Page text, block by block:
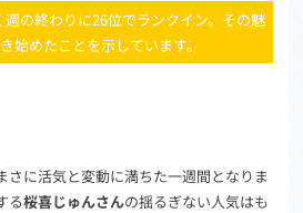
週の終わりに26位でランクイン。その魅
始めたことを示しています。
さに活気と変動に満ちた一週間となりま
る桜喜じゅんさんの揺るぎない人気はも